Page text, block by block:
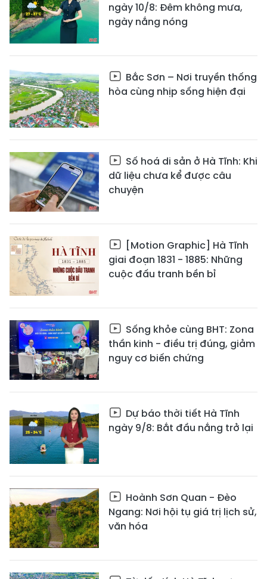
ngày 10/8: Đêm không mưa,
ngày nắng nóng
Bắc Sơn – Nơi truyền thống
hòa cùng nhịp sống hiện đại
Số hoá di sản ở Hà Tĩnh: Khi
dữ liệu chưa kể được câu
chuyện
[Motion Graphic] Hà Tĩnh
giai đoạn 1831 - 1885: Những
cuộc đấu tranh bền bỉ
Sống khỏe cùng BHT: Zona
thần kinh - điều trị đúng, giảm
nguy cơ biến chứng
Dự báo thời tiết Hà Tĩnh
ngày 9/8: Bắt đầu nắng trở lại
Hoành Sơn Quan - Đèo
Ngang: Nơi hội tụ giá trị lịch sử,
văn hóa